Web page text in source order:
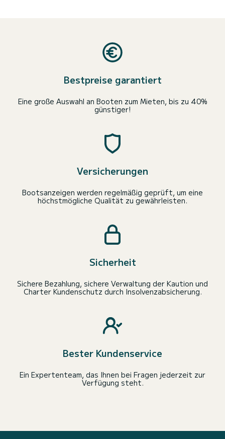
Bestpreise garantiert
Eine große Auswahl an Booten zum Mieten, bis zu 40%
günstiger!
Versicherungen
Bootsanzeigen werden regelmäßig geprüft, um eine
höchstmögliche Qualität zu gewährleisten.
Sicherheit
Sichere Bezahlung, sichere Verwaltung der Kaution und
Charter Kundenschutz durch Insolvenzabsicherung.
Bester Kundenservice
Ein Expertenteam, das Ihnen bei Fragen jederzeit zur
Verfügung steht.